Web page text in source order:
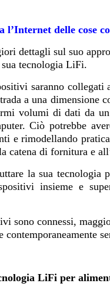
l’Internet delle cose
dettagli sul suo
tecnologia LiFi.
saranno collegati
a una dimensione
volumi di dati da
Ciò potrebbe
e rimodellando
catena di fornitura e
la sua
insieme e
sono connessi,
contemporaneamente
LiFi per